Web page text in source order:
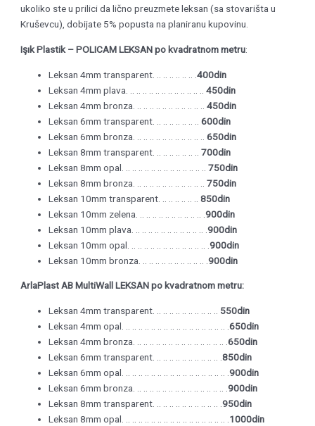
ukoliko ste u prilici da lično preuzmete leksan (sa stovarišta u
Kruševcu), dobijate 5% popusta na planiranu kupovinu.
Işık Plastik – POLICAMLEKSAN po kvadratnom metru:
Leksan 4mm transparent. .. .. .. .. .. .. .400din
Leksan 4mm plava. .. .. .. .. .. .. .. .. .. .. .. ..450din
Leksan 4mm bronza. .. .. .. .. .. .. .. .. .. .. ..450din
Leksan 6mm transparent. .. .. .. .. .. .. ..600din
Leksan 6mm bronza. .. .. .. .. .. .. .. .. .. .. ..650din
Leksan 8mm transparent. .. .. .. .. .. .. ..700din
Leksan 8mm opal. .. .. .. .. .. .. .. .. .. .. .. .. ..750din
Leksan 8mm bronza. .. .. .. .. .. .. .. .. .. .. ..750din
Leksan 10mm transparent. .. .. .. .. .. ..850din
Leksan 10mm zelena. .. .. .. .. .. .. .. .. .. .. .900din
Leksan 10mm plava. .. .. .. .. .. .. .. .. .. .. .. .900din
Leksan 10mm opal. .. .. .. .. .. .. .. .. .. .. .. .. .900din
Leksan 10mm bronza. .. .. .. .. .. .. .. .. .. .. .900din
ArlaPlast AB MultiWall LEKSAN po kvadratnom metru:
Leksan 4mm transparent. .. .. .. .. .. .. .. .. .. .. 550din
Leksan 4mm opal. .. .. .. .. .. .. .. .. .. .. .. .. .. .. .. .. .650din
Leksan 4mm bronza. .. .. .. .. .. .. .. .. .. .. .. .. .. .. .650din
Leksan 6mm transparent. .. .. .. .. .. .. .. .. .. .. .850din
Leksan 6mm opal. .. .. .. .. .. .. .. .. .. .. .. .. .. .. .. .. .900din
Leksan 6mm bronza. .. .. .. .. .. .. .. .. .. .. .. .. .. .. .900din
Leksan 8mm transparent. .. .. .. .. .. .. .. .. .. .. .950din
Leksan 8mm opal. .. .. .. .. .. .. .. .. .. .. .. .. .. .. .. .. . 1000din